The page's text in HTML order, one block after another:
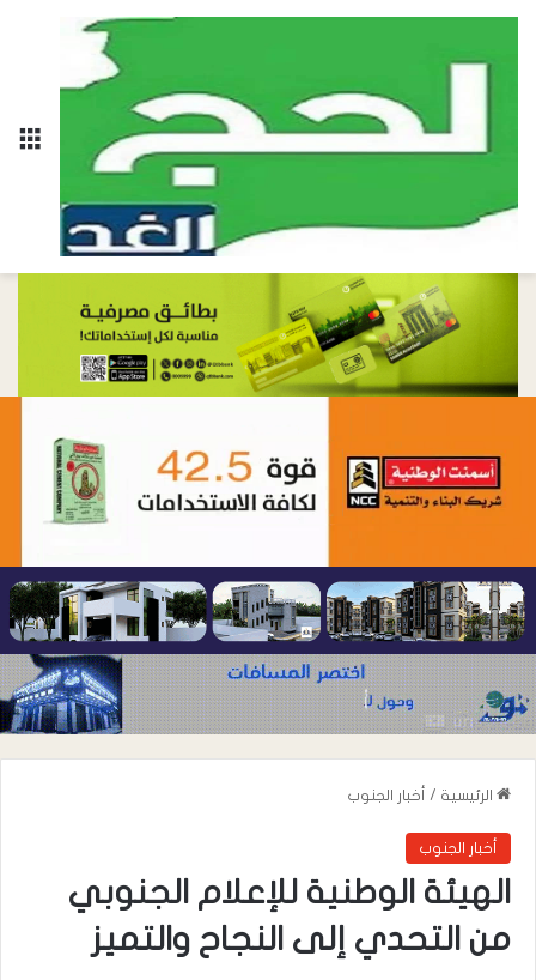
الرئيسية / أخبار الجنوب
أخبار الجنوب
الهيئة الوطنية للإعلام الجنوبي
من التحدي إلى النجاح والتميز